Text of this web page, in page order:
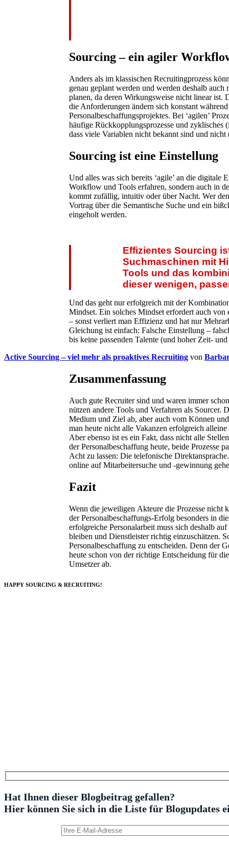
Sourcing – ein agiler
Anders als im klassischen Recruitingprozess
genau geplant werden und werden deshalb
planen, da deren Wirkungsweise nicht linear ist.
die Anforderungen ändern sich konstant
Personalbeschaffungsprojektes. Bei ‘agilen’
häufige Rückkopplungsprozesse und zyklisches
dass viele Variablen nicht bekannt sind und
Sourcing ist eine Einstellung
Und alles was sich bereits ‘agile’ an die digitale
Workflow und Tools erfahren, sondern auch in
kommt zufällig, intuitiv oder über Nacht. Wer
Vortrag über die Semantische Suche und ein
eingeholt werden.
Effizientes Sourcing
Suchmaschinen mit
Tools und das
dieser wenigen,
Und das geht nur erfolgreich mit der
Mindset. Ein solches Mindset erfordert auch
– sonst verliert man Effizienz und hat nur
Gleichung ist einfach: Falsche Einstellung –
bis keine passenden Talente (und hoher Zeit-
Active Sourcing – viel mehr als proaktives Recruiting von
Zusammenfassung
Auch gute Recruiter sind und waren immer
nützen andere Tools und Verfahren als Sourcer.
Medium und Ziel ab, aber auch vom Können
man heute nicht alle Vakanzen erfolgreich
Aber ebenso ist es ein Fakt, dass nicht alle
der Personalbeschaffung heute, beide Prozesse
Acht zu lassen: Die telefonische
online auf Mitarbeitersuche und -gewinnung
Fazit
Wenn die jeweiligen Akteure die Prozesse nicht
der Personalbeschaffungs-Erfolg besonders in
erfolgreiche Personalarbeit muss sich deshalb
bleiben und Dienstleister richtig einzuschätzen.
Personalbeschaffung zu entscheiden. Denn der
heute schon von der richtige Entscheidung für
Umsetzer ab.
HAPPY SOURCING & RECRUITING!
Hat Ihnen dieser Blogbeitrag gefallen?
Hier können Sie sich in die Liste für Blogupdates